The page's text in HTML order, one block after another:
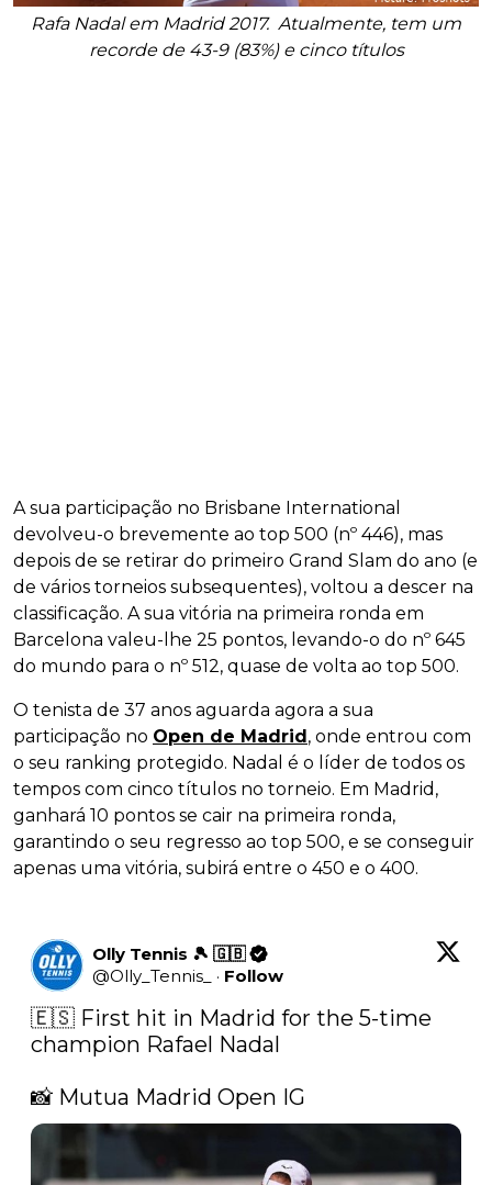
Rafa Nadal em Madrid 2017. Atualmente, tem um
recorde de 43-9 (83%) e cinco títulos
A sua participação no Brisbane International
devolveu-o brevemente ao top 500 (nº 446), mas
depois de se retirar do primeiro Grand Slam do ano (e
de vários torneios subsequentes), voltou a descer na
classificação. A sua vitória na primeira ronda em
Barcelona valeu-lhe 25 pontos, levando-o do nº 645
do mundo para o nº 512, quase de volta ao top 500.
O tenista de 37 anos aguarda agora a sua
participação no Open de Madrid, onde entrou com
o seu ranking protegido. Nadal é o líder de todos os
tempos com cinco títulos no torneio. Em Madrid,
ganhará 10 pontos se cair na primeira ronda,
garantindo o seu regresso ao top 500, e se conseguir
apenas uma vitória, subirá entre o 450 e o 400.
Olly Tennis 🎾 🇬🇧
@Olly_Tennis_ · Follow
🇪🇸 First hit in Madrid for the 5-time
champion Rafael Nadal
📸 Mutua Madrid Open IG